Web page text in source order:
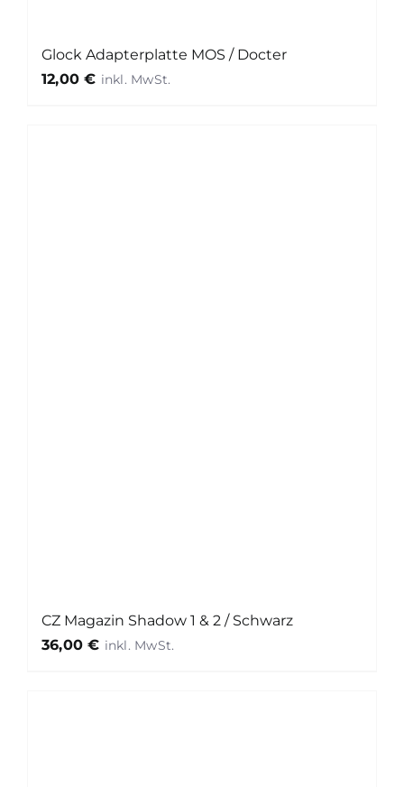
Glock Adapterplatte MOS / Docter
12,00€
CZ Magazin Shadow 1 & 2 / Schwarz
36,00€